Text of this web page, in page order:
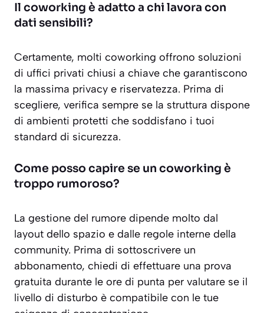
Il coworking è adatto a chi lavora con
dati sensibili?
Certamente, molti coworking offrono soluzioni
di uffici privati chiusi a chiave che garantiscono
la massima privacy e riservatezza. Prima di
scegliere, verifica sempre se la struttura dispone
di ambienti protetti che soddisfano i tuoi
standard di sicurezza.
Come posso capire se un coworking è
troppo rumoroso?
La gestione del rumore dipende molto dal
layout dello spazio e dalle regole interne della
community. Prima di sottoscrivere un
abbonamento, chiedi di effettuare una prova
gratuita durante le ore di punta per valutare se il
livello di disturbo è compatibile con le tue